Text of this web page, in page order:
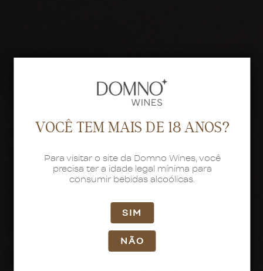
VOCÊ TEM MAIS DE 18 ANOS?
Para visitar o site da Domno Wines, você
precisa ter a idade legal mínima para
consumir bebidas alcoólicas.
SIM
NÃO